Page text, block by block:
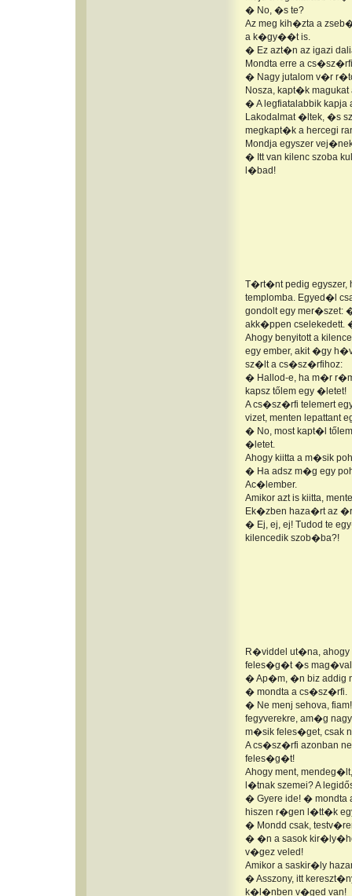
� No, �s te?
Az meg kih�zta a
a k�gy��t is.
� Ez azt�n az igazi
Mondta erre a
� Nagy jutalom v�r
Nosza, kapt�k
� A legfiatalabbik
Lakodalmat �ltek, �s
megkapt�k a hercegi
Mondja egyszer
� Itt van kilenc szoba
l�bad!
T�rt�nt pedig
templomba. Egyed�l
gondolt egy mer�szet:
akk�ppen cselekedett.
Ahogy benyitott a
egy ember, akit �gy
sz�lt a cs�sz�rfihoz:
� Hallod-e, ha m�r
kapsz tőlem egy �letet!
A cs�sz�rfi telemert
vizet, menten lepattant
� No, most kapt�l
�letet.
Ahogy kiitta a m�sik
� Ha adsz m�g egy
Ac�lember.
Amikor azt is kiitta,
Ek�zben haza�rt az
� Ej, ej, ej! Tudod te
kilencedik szob�ba?!
R�viddel ut�na,
feles�g�t �s mag�val
� Ap�m, �n biz addig
� mondta a cs�sz�rfi.
� Ne menj sehova,
fegyverekre, am�g
m�sik feles�get, csak
A cs�sz�rfi azonban
feles�g�t!
Ahogy ment,
l�tnak szemei? A
� Gyere ide! � mondta
hiszen r�gen l�tt�k
� Mondd csak,
� �n a sasok
v�gez veled!
Amikor a saskir�ly
� Asszony, itt
k�l�nben v�ged van!